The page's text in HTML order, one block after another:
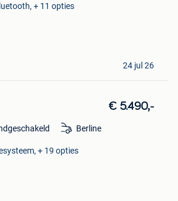
+ 11 opties
24 jul 26
€ 5.490,-
Berline
+ 19 opties